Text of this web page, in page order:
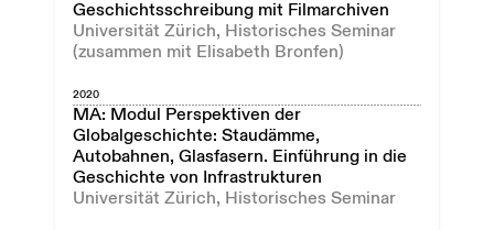
Geschichtsschreibung mit Filmarchiven
Universität Zürich, Historisches Seminar
(zusammen mit Elisabeth Bronfen)
2020
MA: Modul Perspektiven der
Globalgeschichte: Staudämme,
Autobahnen, Glasfasern. Einführung in die
Geschichte von Infrastrukturen
Universität Zürich, Historisches Seminar